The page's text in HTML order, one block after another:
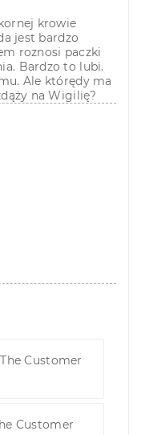
krowie
jest bardzo
roznosi paczki
Bardzo to lubi.
Ale którędy ma
na Wigilię?
Customer
Customer